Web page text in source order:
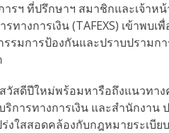
รฯ ที่ปรึกษาฯ สมาชิกและเจ้าห
รทางการเงิน (TAFEXS) เข้าพบ
รมการป้องกันและปราบปรามก
วัสดีปีใหม่พร้อมหารือถึงแนวทา
ริการทางการเงิน และสำนักงา
งใสสอดคล้องกับกฎหมายระเบี